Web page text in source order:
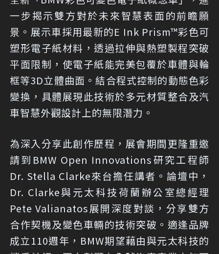
一步揭示雙方對於未來智慧表面的前瞻願
景。展示車採用最新的E Ink Prism™彩色可
塑形電子紙材料，透過拉伸與熱塑製程突破
平面限制，使電子紙能完美包覆於車體與輪
框等3D立體曲面。結合程式控制的動態色彩
變換，具體展現此技術於多元材質整合及汽
車智慧外觀設計上的無限潛力。
為深入分享此創作歷程，展會期間更隆重邀
請到BMW Open Innovations研究工程師
Dr. Stella Clarke來台擔任講者。論壇中，
Dr. Clarke與元太科技荷蘭辦公室總經理
Pete Valianatos展開深度對談，分享雙方
合作契機及變色車輛的技術突破。適逢品牌
成立110週年，BMW期望藉由與元太科技的